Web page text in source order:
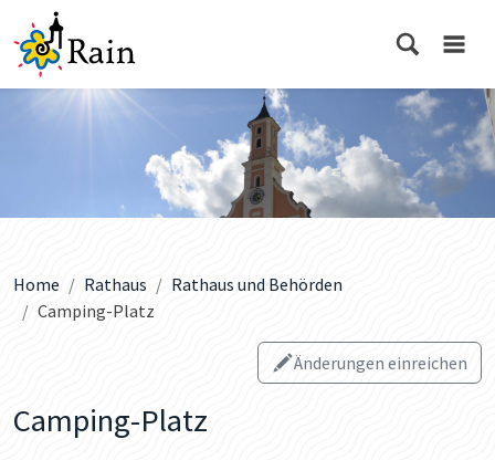
Home Rathaus
Rathaus und Behörden
Camping-Platz
Änderungen einreichen
Camping-Platz